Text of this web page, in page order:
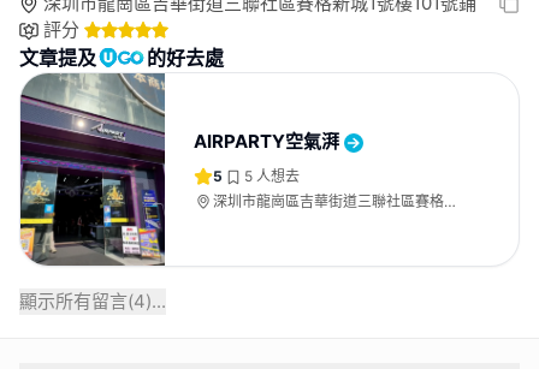
評分
文章提及 的好去處
AIRPARTY空氣湃
5 5 人想去
深圳市龍崗區吉華街道三聯社區賽格新
顯示所有留言(4)...